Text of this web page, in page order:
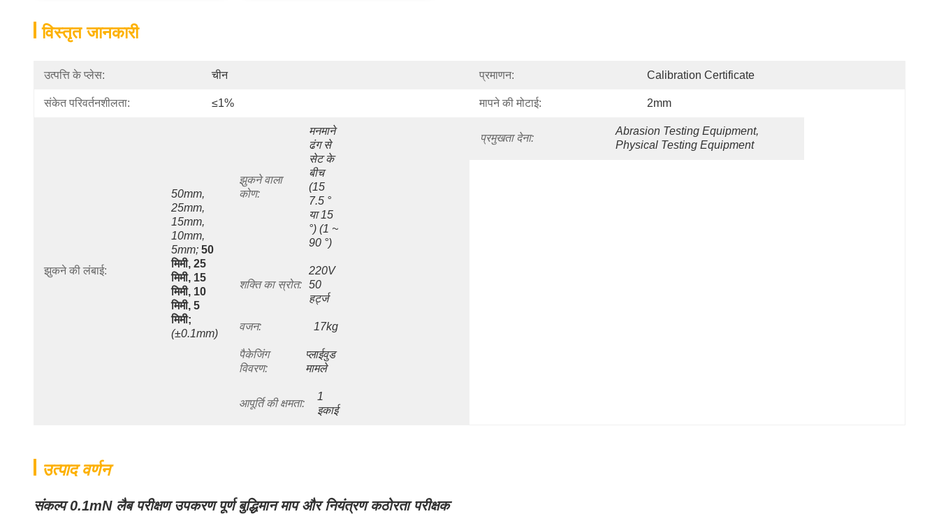
विस्तृत जानकारी
उत्पत्ति के प्लेस: चीन प्रमाणन: Calibration Certificate
संकेत परिवर्तनशीलता: ≤1% मापने की मोटाई: 2mm
झुकने की लंबाई:
50mm,
25mm,
15mm,
10mm,
5mm; 50
मिमी, 25
मिमी, 15
मिमी, 10
मिमी, 5
मिमी;
(±0.1mm)
झुकने वाला
कोण:
मनमाने
ढंग से
सेट के
बीच
(15
7.5 °
या 15
°) (1 ~
90 °)
शक्ति का स्रोत:
220V
50
हर्ट्ज
वजन: 17kg
पैकेजिंग
विवरण:
प्लाईवुड
मामले
आपूर्ति की क्षमता:
1
इकाई
प्रमुखता देना:
Abrasion Testing Equipment,
Physical Testing Equipment
उत्पाद वर्णन
संकल्प 0.1mN लैब परीक्षण उपकरण पूर्ण बुद्धिमान माप और नियंत्रण कठोरता परीक्षक